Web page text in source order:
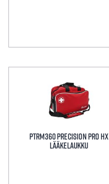
PTRM360 Precision Pro HX
Lääkelaukku